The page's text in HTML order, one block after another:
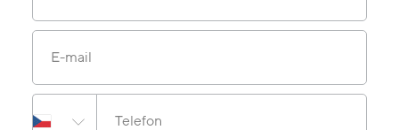
E-mail
Telefon